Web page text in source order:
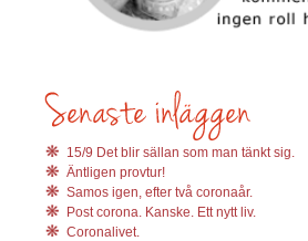
15/9 Det blir sällan som man tänkt sig.
Äntligen provtur!
Samos igen, efter två coronaår.
Post corona. Kanske. Ett nytt liv.
Coronalivet.